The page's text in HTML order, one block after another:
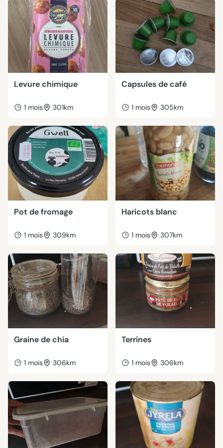
Levure chimique
1 mois 301km
Capsules de café
1 mois 305km
Pot de fromage
1 mois 309km
Haricots blanc
1 mois 307km
Graine de chia
1 mois 306km
Terrines
1 mois 306km